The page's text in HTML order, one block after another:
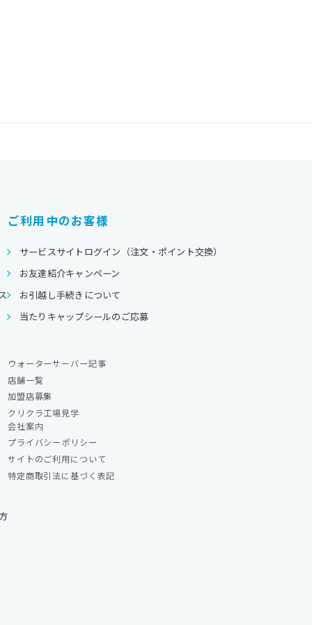
ご利用中のお客様
サービスサイトログイン（注文・ポイント交換）
お友達紹介キャンペーン
お引越し手続きについて
当たりキャップシールのご応募
ウォーターサーバー記事
店舗一覧
加盟店募集
クリクラ工場見学
会社案内
プライバシーポリシー
サイトのご利用について
特定商取引法に基づく表記